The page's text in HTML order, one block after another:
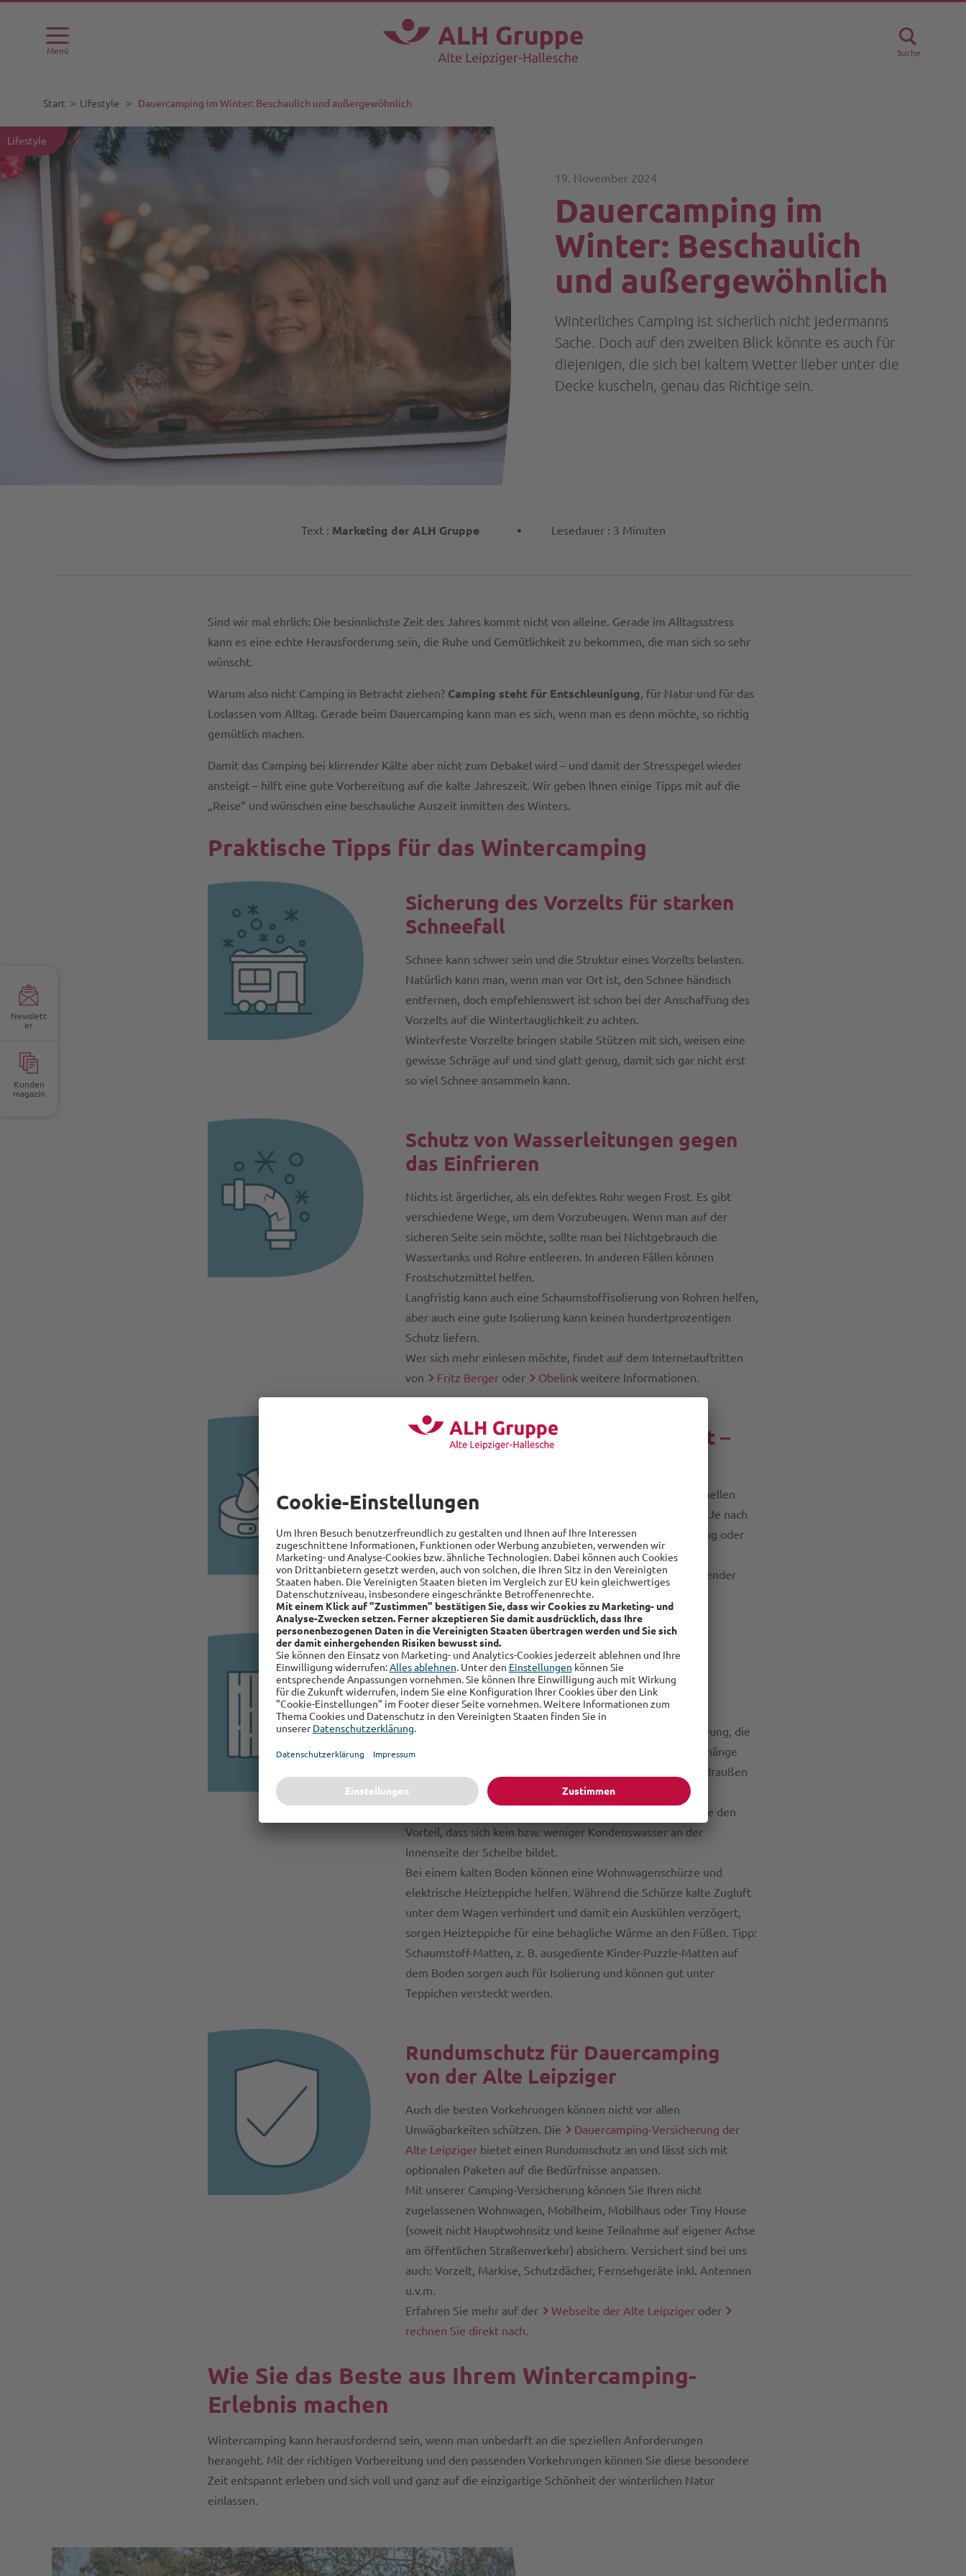
Menü Suche
Newslett
er
Kunden
magazin
Start ˃ Lifestyle ˃ Dauercamping im Winter: Beschaulich und außergewöhnlich
Lifestyle
19. November 2024
Dauercamping im
Winter: Beschaulich
und außergewöhnlich
Winterliches Camping ist sicherlich nicht jedermanns
Sache. Doch auf den zweiten Blick könnte es auch für
diejenigen, die sich bei kaltem Wetter lieber unter die
Decke kuscheln, genau das Richtige sein.
Text : Marketing der ALH Gruppe Lesedauer : 3 Minuten
Sind wir mal ehrlich: Die besinnlichste Zeit des Jahres kommt nicht von alleine. Gerade im Alltagsstress
kann es eine echte Herausforderung sein, die Ruhe und Gemütlichkeit zu bekommen, die man sich so sehr
wünscht.
Warum also nicht Camping in Betracht ziehen? Camping steht für Entschleunigung, für Natur und für das
Loslassen vom Alltag. Gerade beim Dauercamping kann man es sich, wenn man es denn möchte, so richtig
gemütlich machen.
Damit das Camping bei klirrender Kälte aber nicht zum Debakel wird – und damit der Stresspegel wieder
ansteigt – hilft eine gute Vorbereitung auf die kalte Jahreszeit. Wir geben Ihnen einige Tipps mit auf die
„Reise“ und wünschen eine beschauliche Auszeit inmitten des Winters.
Praktische Tipps für das Wintercamping
Sicherung des Vorzelts für starken
Schneefall
Schnee kann schwer sein und die Struktur eines Vorzelts belasten.
Natürlich kann man, wenn man vor Ort ist, den Schnee händisch
entfernen, doch empfehlenswert ist schon bei der Anschaffung des
Vorzelts auf die Wintertauglichkeit zu achten.
Winterfeste Vorzelte bringen stabile Stützen mit sich, weisen eine
gewisse Schräge auf und sind glatt genug, damit sich gar nicht erst
so viel Schnee ansammeln kann.
Schutz von Wasserleitungen gegen
das Einfrieren
Nichts ist ärgerlicher, als ein defektes Rohr wegen Frost. Es gibt
verschiedene Wege, um dem Vorzubeugen. Wenn man auf der
sicheren Seite sein möchte, sollte man bei Nichtgebrauch die
Wassertanks und Rohre entleeren. In anderen Fällen können
Frostschutzmittel helfen.
Langfristig kann auch eine Schaumstoffisolierung von Rohren helfen,
aber auch eine gute Isolierung kann keinen hundertprozentigen
Schutz liefern.
Wer sich mehr einlesen möchte, findet auf dem Internetauftritten
von
Fritz Bergeroder Obelink weitere Informationen.
Kerzen sorgen für Gemütlichkeit –
Erwägen Sie LED-Kerzen als sichere Alternative zu traditionellen
Kerzen, um das Risiko eines offenen Feuers zu vermeiden. Je nach
Anbieter kann man diese bei Bedarf auch mit Fernbedienung oder
Timer steuern.
Unabhängig von der Beleuchtungsquelle ist ein funktionierender
Rauchmelder im Camper unverzichtbar.
Isolierungsstrategien für Ihren
Camper
Natürlich kann der Ausblick aus dem Camper im Winter
atemberaubend sein. Gleichzeitig hilft eine effektive Isolierung, die
Wärme im Inneren zu halten. Nutzen Sie daher Thermovorhänge
statt normaler Vorhänge an Fenstern und Türen, um Kälte draußen
zu halten und Energie zu sparen.
Wenn Sie Thermoschutzmatten außen anbringen, haben Sie den
Vorteil, dass sich kein bzw. weniger Kondenswasser an der
Innenseite der Scheibe bildet.
Bei einem kalten Boden können eine Wohnwagenschürze und
elektrische Heizteppiche helfen. Während die Schürze kalte Zugluft
unter dem Wagen verhindert und damit ein Auskühlen verzögert,
sorgen Heizteppiche für eine behagliche Wärme an den Füßen. Tipp:
Schaumstoff-Matten, z. B. ausgediente Kinder-Puzzle-Matten auf
dem Boden sorgen auch für Isolierung und können gut unter
Teppichen versteckt werden.
Rundumschutz für Dauercamping
von der Alte Leipziger
Auch die besten Vorkehrungen können nicht vor allen
Unwägbarkeiten schützen. Die
Dauercamping-Versicherung der
Alte Leipzigerbietet einen Rundumschutz an und lässt sich mit
optionalen Paketen auf die Bedürfnisse anpassen.
Mit unserer Camping-Versicherung können Sie Ihren nicht
zugelassenen Wohnwagen, Mobilheim, Mobilhaus oder Tiny House
(soweit nicht Hauptwohnsitz und keine Teilnahme auf eigener Achse
am öffentlichen Straßenverkehr) absichern. Versichert sind bei uns
auch: Vorzelt, Markise, Schutzdächer, Fernsehgeräte inkl. Antennen
u.v.m.
Erfahren Sie mehr auf der
Webseite der Alte Leipzigeroder
rechnen Sie direkt nach.
Wie Sie das Beste aus Ihrem Wintercamping-
Erlebnis machen
Wintercamping kann herausfordernd sein, wenn man unbedarft an die speziellen Anforderungen
herangeht. Mit der richtigen Vorbereitung und den passenden Vorkehrungen können Sie diese besondere
Zeit entspannt erleben und sich voll und ganz auf die einzigartige Schönheit der winterlichen Natur
einlassen.